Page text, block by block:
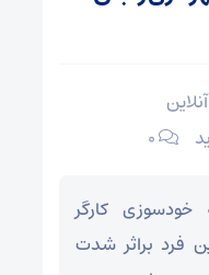
۰
خودسوزی کارگر
فرد براثر شدت